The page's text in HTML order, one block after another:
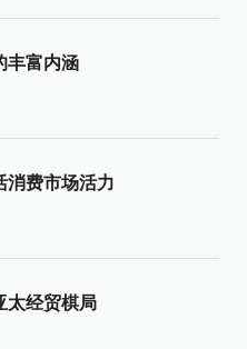
丰富内涵
消费市场活力
太经贸棋局